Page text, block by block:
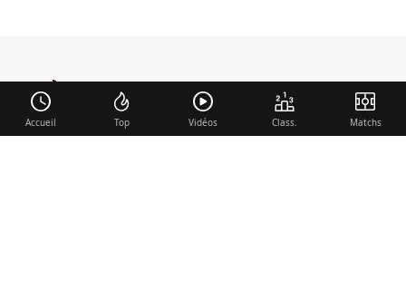
foot-anglais.com
Accueil Top Vidéos Class. Matchs